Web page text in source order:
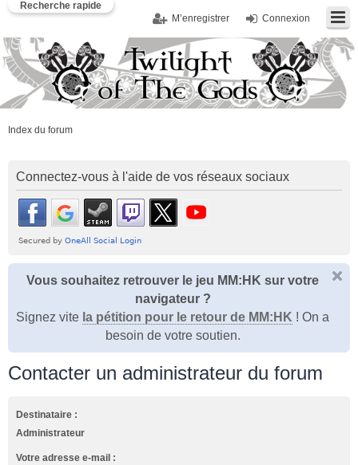
Connexion
M’enregistrer
Recherche rapide
Index du forum
Connectez-vous à l'aide de vos réseaux sociaux
Vous souhaitez retrouver le jeu MM:HK sur votre
navigateur ?
Signez vite la pétition pour le retour de MM:HK ! On a
besoin de votre soutien.
Contacter un administrateur du forum
Destinataire :
Administrateur
Votre adresse e-mail :